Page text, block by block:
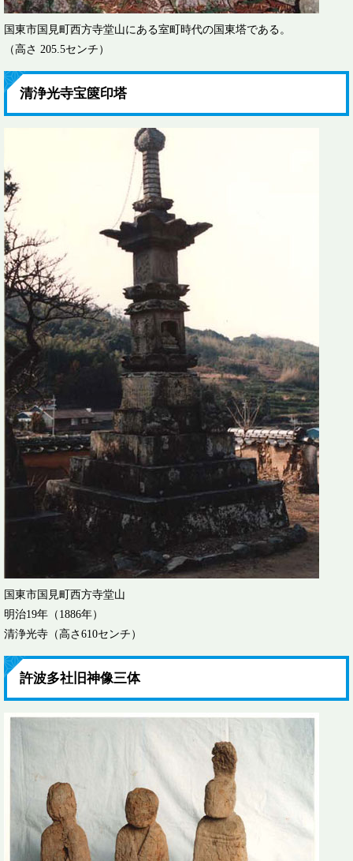
国東市国見町西方寺堂山にある室町時代の国東塔である。
（高さ 205.5センチ）
清浄光寺宝篋印塔
国東市国見町西方寺堂山
明治19年（1886年）
清浄光寺（高さ610センチ）
許波多社旧神像三体